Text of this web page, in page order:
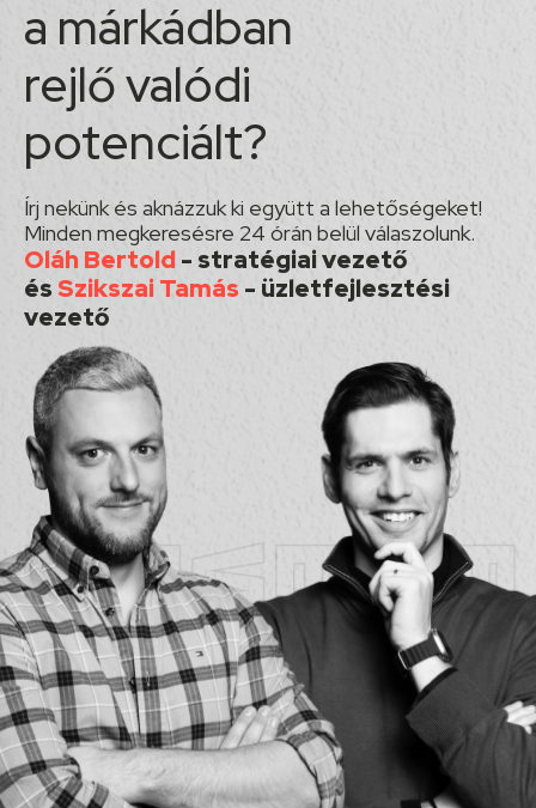
a márkádban
rejlő valódi
potenciált?
Írj nekünk és aknázzuk ki együtt a lehetőségeket!
Minden megkeresésre 24 órán belül válaszolunk.
Oláh Bertold- stratégiai vezető
ésSzikszai Tamás - üzletfejlesztési
vezető